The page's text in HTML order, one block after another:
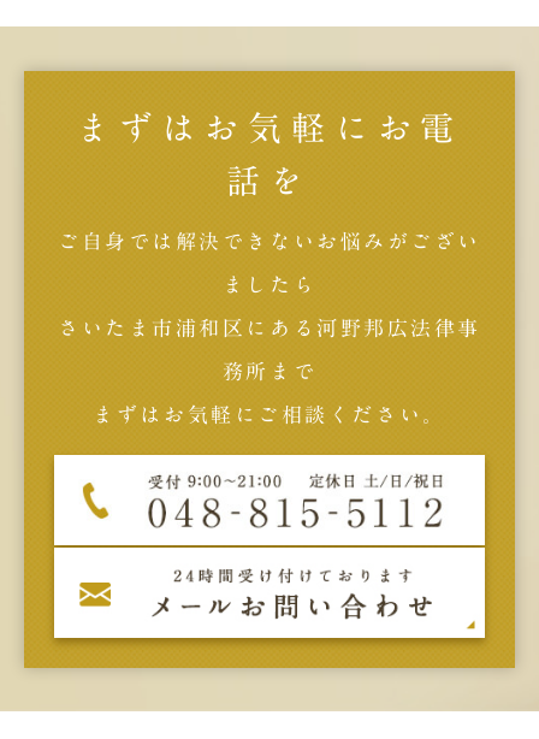
まずはお気軽にお電
話を
ご自身では解決できないお悩みがござい
ましたら
さいたま市浦和区にある河野邦広法律事
務所まで
まずはお気軽にご相談ください。